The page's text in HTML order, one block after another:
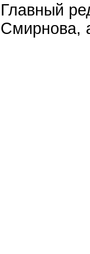
Главный
Смирнова,